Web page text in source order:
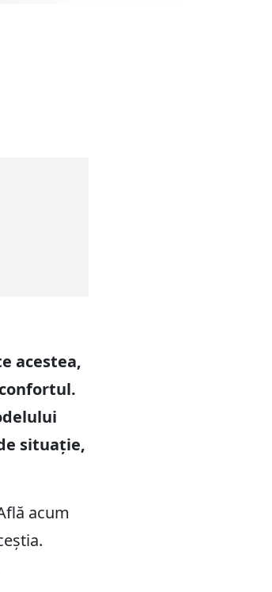
acestea,
situație,
acum